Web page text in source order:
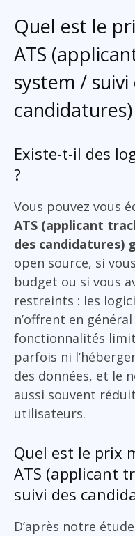
Quel est le
ATS
system / suivi
candidatures)
Existe-t-il des
?
Vous pouvez vous
ATS (applicant
des candidatures)
open source, si
budget ou si vous
restreints : les
n’offrent en
fonctionnalités
parfois ni
des données, et le
aussi souvent
utilisateurs.
Quel est le prix
ATS (applicant
suivi des
D’après notre